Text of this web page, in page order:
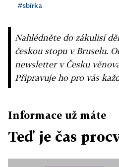
#sbírka
Nahlédněte do zákulisí
českou stopu v Bruselu.
newsletter v Česku
Připravuje ho pro vás
Informace už máte
Teď je čas